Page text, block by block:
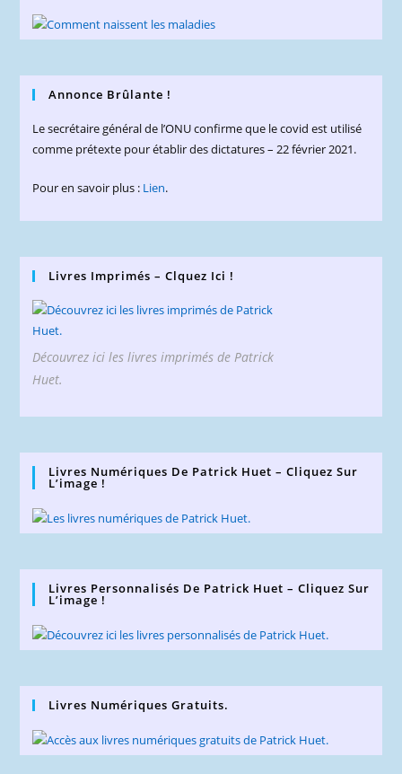
Annonce Brûlante !
Le secrétaire général de l’ONU confirme que le covid est utilisé
comme prétexte pour établir des dictatures – 22 février 2021.
Pour en savoir plus : Lien.
Livres Imprimés – Clquez Ici !
Découvrez ici les livres imprimés de Patrick
Huet.
Livres Numériques De Patrick Huet – Cliquez Sur
L’image !
Livres Personnalisés De Patrick Huet – Cliquez Sur
L’image !
Livres Numériques Gratuits.